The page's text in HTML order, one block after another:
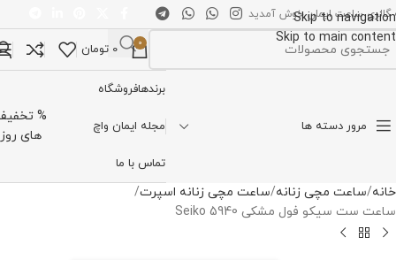
Skip to navigation
Skip to main content
گالری ساعت ایمان خوش آمدید
0
0 تومان
مرور دسته ها
برندهافروشگاه
مجله ایمان واچ
تماس با ما
%
های روز
خانه ساعت مچی زنانه ساعت مچی زنانه اسپرت
ساعت ست سیکو فول مشکی Seiko 5940